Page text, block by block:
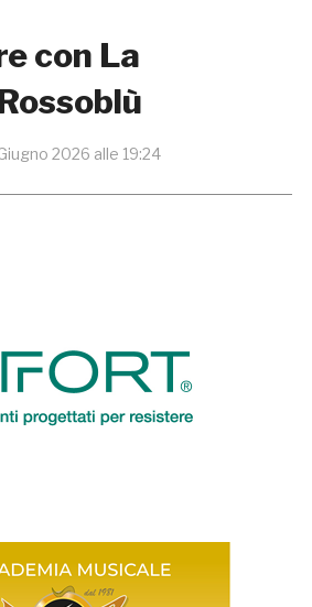
con La
2026 alle 19:24